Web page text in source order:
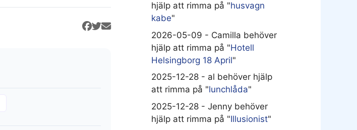
hjälp att rimma på "husvagn
kabe"
2026-05-09 - Camilla behöver
hjälp att rimma på "Hotell
Helsingborg 18 April"
2025-12-28 - al behöver hjälp
att rimma på "lunchlåda"
2025-12-28 - Jenny behöver
hjälp att rimma på "Illusionist"